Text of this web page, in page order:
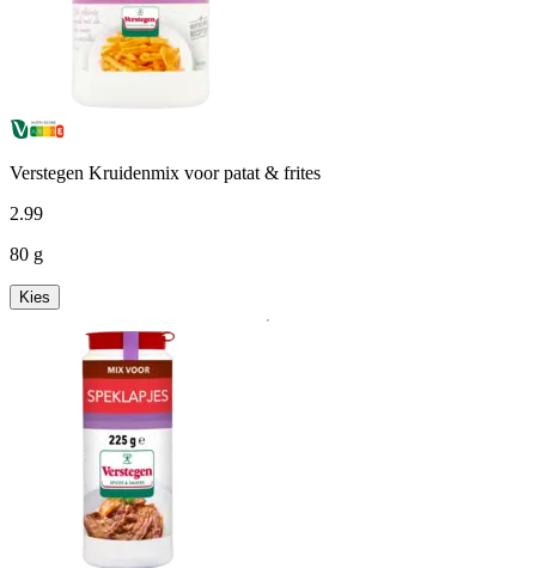
Verstegen Kruidenmix voor patat & frites
2.99
80 g
Kies